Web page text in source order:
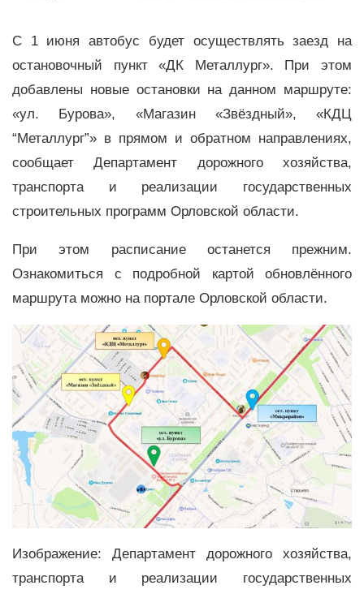
С 1 июня автобус будет осуществлять заезд на
остановочный пункт «ДК Металлург». При этом
добавлены новые остановки на данном маршруте:
«ул. Бурова», «Магазин «Звёздный», «КДЦ
“Металлург”» в прямом и обратном направлениях,
сообщает Департамент дорожного хозяйства,
транспорта и реализации государственных
строительных программ Орловской области.
При этом расписание останется прежним.
Ознакомиться с подробной картой обновлённого
маршрута можно на портале Орловской области.
Изображение: Департамент дорожного хозяйства,
транспорта и реализации государственных